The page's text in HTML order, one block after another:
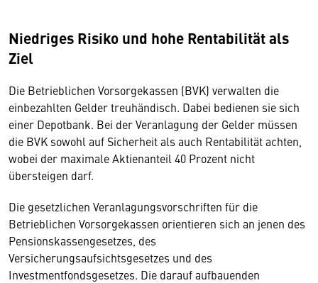
Niedriges Risiko und hohe Rentabilität als
Ziel
Die Betrieblichen Vorsorgekassen (BVK) verwalten die
einbezahlten Gelder treuhändisch. Dabei bedienen sie sich
einer Depotbank. Bei der Veranlagung der Gelder müssen
die BVK sowohl auf Sicherheit als auch Rentabilität achten,
wobei der maximale Aktienanteil 40 Prozent nicht
übersteigen darf.
Die gesetzlichen Veranlagungsvorschriften für die
Betrieblichen Vorsorgekassen orientieren sich an jenen des
Pensionskassengesetzes, des
Versicherungsaufsichtsgesetzes und des
Investmentfondsgesetzes. Die darauf aufbauenden